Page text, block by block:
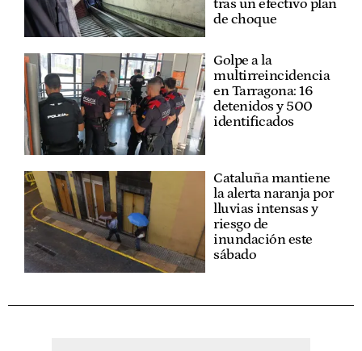
tras un efectivo plan
de choque
Golpe a la
multirreincidencia
en Tarragona: 16
detenidos y 500
identificados
Cataluña mantiene
la alerta naranja por
lluvias intensas y
riesgo de
inundación este
sábado